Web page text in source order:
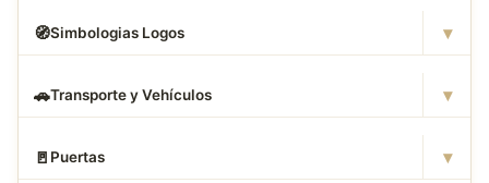
🧭Simbologias Logos ▾
🚗Transporte y Vehículos ▾
🚪 Puertas ▾